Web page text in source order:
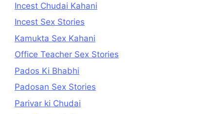
Incest Chudai Kahani
Incest Sex Stories
Kamukta Sex Kahani
Office Teacher Sex Stories
Pados Ki Bhabhi
Padosan Sex Stories
Parivar ki Chudai